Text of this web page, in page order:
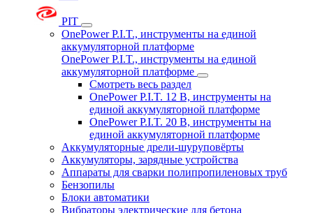
PIT
OnePower P.I.T., инструменты на единой
аккумуляторной платформе
OnePower P.I.T., инструменты на единой
аккумуляторной платформе
Смотреть весь раздел
OnePower P.I.T. 12 В, инструменты на
единой аккумуляторной платформе
OnePower P.I.T. 20 В, инструменты на
единой аккумуляторной платформе
Аккумуляторные дрели-шуруповёрты
Аккумуляторы, зарядные устройства
Аппараты для сварки полипропиленовых труб
Бензопилы
Блоки автоматики
Вибраторы электрические для бетона